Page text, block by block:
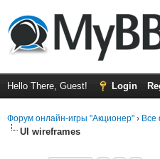
Hello There, Guest! Login
Форум онлайн-игры "Акционер" › Все
UI wireframes